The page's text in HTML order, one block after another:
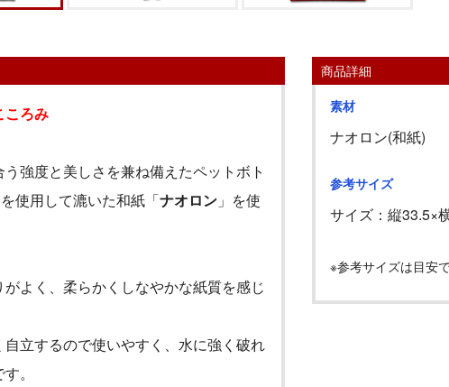
ころみ
強度と美しさを兼ね備えたペットボト
使用して漉いた和紙「ナオロン 」を使
よく、柔らかくしなやかな紙質を感じ
自立するので使いやすく、水に強く破れ
。
商品詳細
素材
ナオロン(和紙)
参考サイズ
サイズ：縦33.5×
※参考サイズは目安で